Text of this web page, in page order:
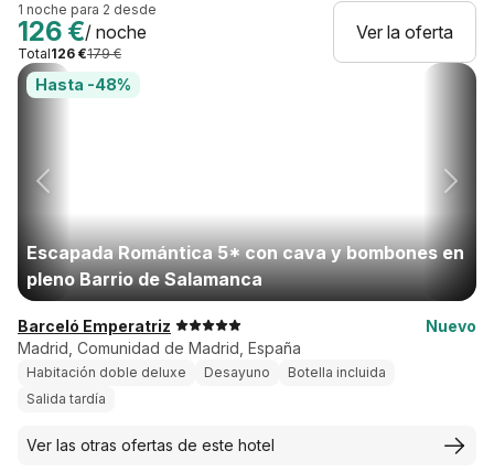
1 noche para 2 desde
126 €/ noche
Total126 €179 €
Ver la oferta
Hasta -48%
Escapada Romántica 5* con cava y bombones en
pleno Barrio de Salamanca
Barceló Emperatriz
Nuevo
Madrid, Comunidad de Madrid, España
Habitación doble deluxe Desayuno
Botella incluida
Salida tardía
Ver las otras ofertas de este hotel